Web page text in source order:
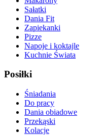
Sałatki
Dania Fit
Zapiekanki
Pizze
Napoje i koktajle
Kuchnie Świata
Posiłki
Śniadania
Do pracy
Dania obiadowe
Przekąski
Kolacje